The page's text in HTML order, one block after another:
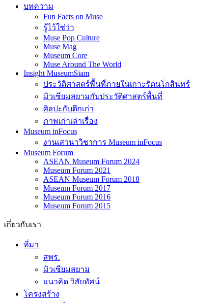
บทความ
Fun Facts on Muse
รู้ไว้ใช่ว่า
Muse Pop Culture
Muse Mag
Museum Core
Muse Around The World
Insight MuseumSiam
ประวัติศาสตร์พื้นที่ภายในเกาะรัตนโกสินทร์
มิวเซียมสยามกับประวัติศาสตร์พื้นที่
ศิลปะกับตึกเก่า
ภาพเก่าเล่าเรื่อง
Museum inFocus
งานเสวนาวิชาการ Museum inFocus
Museum Forum
ASEAN Museum Forum 2024
Museum Forum 2021
ASEAN Museum Forum 2018
Museum Forum 2017
Museum Forum 2016
Museum Forum 2015
เกี่ยวกับเรา
ที่มา
สพร.
มิวเซียมสยาม
แนวคิด วิสัยทัศน์
โครงสร้าง